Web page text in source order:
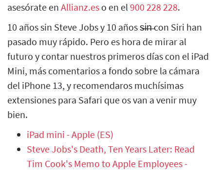
asesórate en Allianz.es o en el 900 228 228.
10 años sin Steve Jobs y 10 años s̶i̶n̶ con Siri han
pasado muy rápido. Pero es hora de mirar al
futuro y contar nuestros primeros días con el iPad
Mini, más comentarios a fondo sobre la cámara
del iPhone 13, y recomendaros muchísimas
extensiones para Safari que os van a venir muy
bien.
iPad mini - Apple (ES)
Steve Jobs's Death, Ten Years Later: Read
Tim Cook's Memo to Apple Employees -